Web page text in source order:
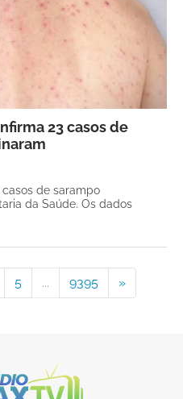
23 casos de
de sarampo
da Saúde. Os dados
5 ... 9395 »